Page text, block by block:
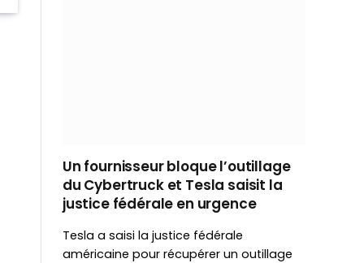
Un fournisseur bloque l’outillage
du Cybertruck et Tesla saisit la
justice fédérale en urgence
Tesla a saisi la justice fédérale
américaine pour récupérer un outillage